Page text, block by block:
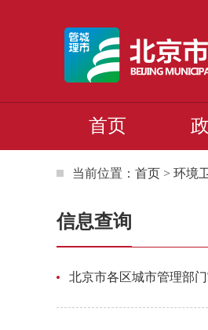
首页
当前位置： 首页 > 环境
信息查询
北京市各区城市管理部